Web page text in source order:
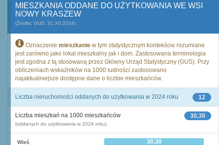
MIESZKANIA ODDANE DO UŻYTKOWANIA WE WSI
NOWY KRASZEW
(Źródło: GUS, 31.XII.2024)
Oznaczenie mieszkanie w tym statystycznym kontekście rozumiane
jest zarówno jako lokal mieszkalny jak i dom. Zastosowana terminologia
jest zgodna z tą stosowaną przez Główny Urząd Statystyczny (GUS). Przy
obliczeniach wskaźników na 1000 ludności zastosowano
najaktualniejsze dostępne dane o liczbie mieszkańców.
12
Liczba nieruchomości oddanych do użytkowania w 2024 roku
30,30
Liczba mieszkań na 1000 mieszkańców
(oddanych do użytkowania w 2024 roku)
Wieś 30,30